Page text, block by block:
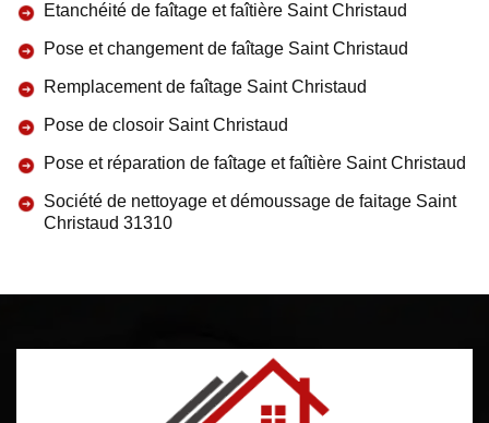
Etanchéité de faîtage et faîtière Saint Christaud
Pose et changement de faîtage Saint Christaud
Remplacement de faîtage Saint Christaud
Pose de closoir Saint Christaud
Pose et réparation de faîtage et faîtière Saint Christaud
Société de nettoyage et démoussage de faitage Saint
Christaud 31310